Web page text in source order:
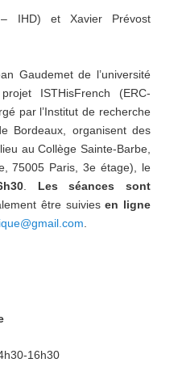
– IHD) et Xavier Prévost
Gaudemet de l’université
ISTHisFrench (ERC-
par l’Institut de recherche
Bordeaux, organisent des
au Collège Sainte-Barbe,
75005 Paris, 3e étage), le
. Les séances sont
être suiviesen ligne
16h30